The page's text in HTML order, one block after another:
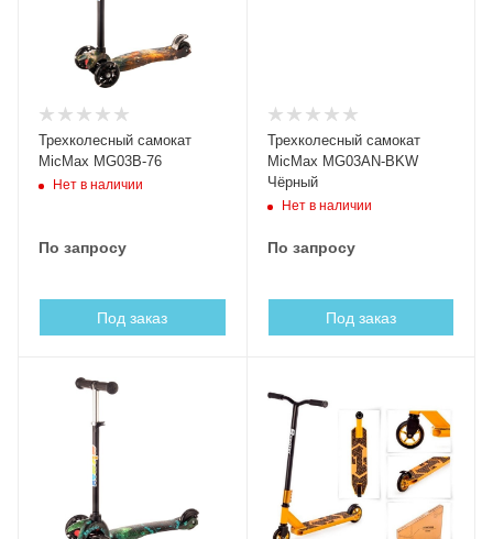
Трехколесный самокат
MicMax MG03B-76
Нет в наличии
По запросу
Под заказ
Трехколесный самокат
MicMax MG03AN-BKW
Чёрный
Нет в наличии
По запросу
Под заказ